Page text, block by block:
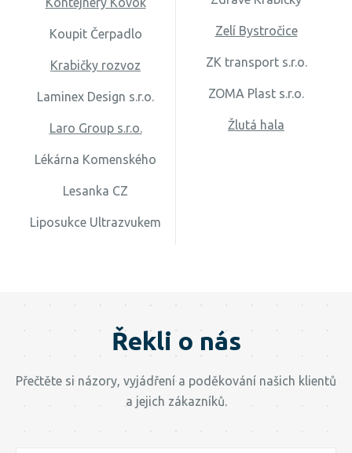
Koupit Čerpadlo
Krabičky rozvoz
Laminex Design s.r.o.
Laro Group s.r.o.
Lékárna Komenského
Lesanka CZ
Liposukce Ultrazvukem
Zelí Bystročice
ZK transport s.r.o.
ZOMA Plast s.r.o.
Žlutá hala
Řekli o nás
Přečtěte si názory, vyjádření a poděkování našich klientů
a jejich zákazníků.